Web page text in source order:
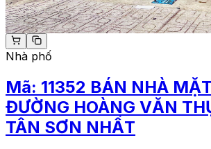
Nhà phố
Mã: 11352 BÁN NHÀ
ĐƯỜNG HOÀNG VĂN
TÂN SƠN NHẤT